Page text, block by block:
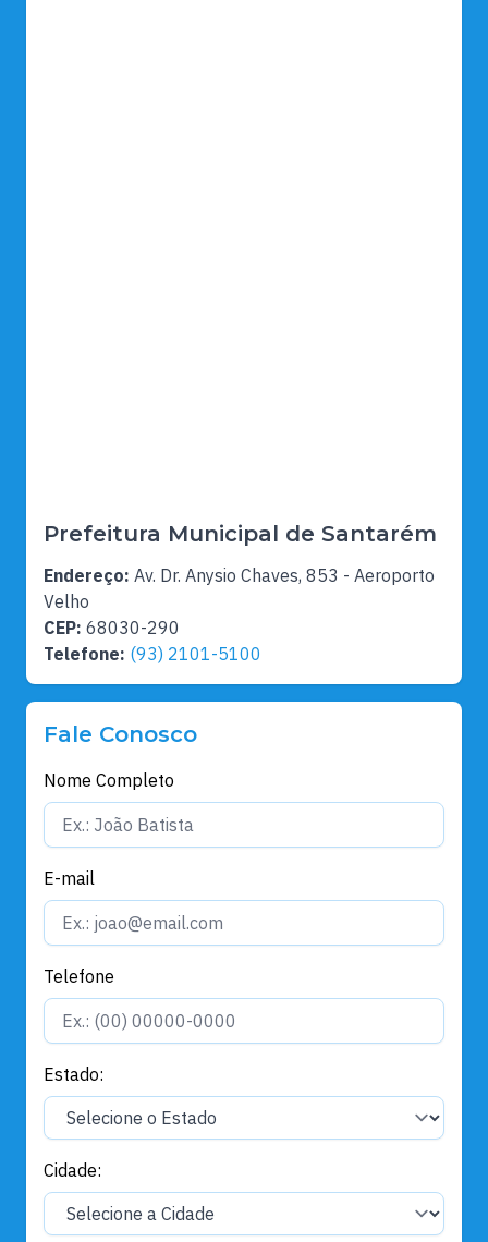
Prefeitura Municipal de Santarém
Endereço: Av. Dr. Anysio Chaves, 853 - Aeroporto
Velho
CEP: 68030-290
Telefone: (93) 2101-5100
Fale Conosco
Nome Completo
E-mail
Telefone
Estado:
Cidade: